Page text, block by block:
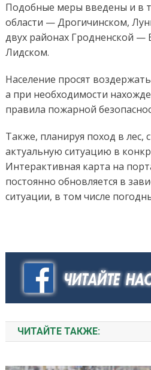
Подобные меры введены и в
области — Дрогичинском,
двух районах Гродненской —
Лидском.
Население просят
а при необходимости
правила пожарной
Также, планируя поход в лес,
актуальную ситуацию в
Интерактивная карта на
постоянно обновляется в
ситуации, в том числе
ЧИТАЙТЕ ТАКЖЕ: